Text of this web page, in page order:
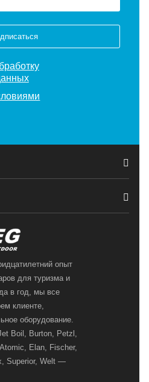
опыт
для туризма и
в год, мы все
клиенте,
оборудование.
Boil, Burton, Petzl,
Elan, Fischer,
Superior, Welt —